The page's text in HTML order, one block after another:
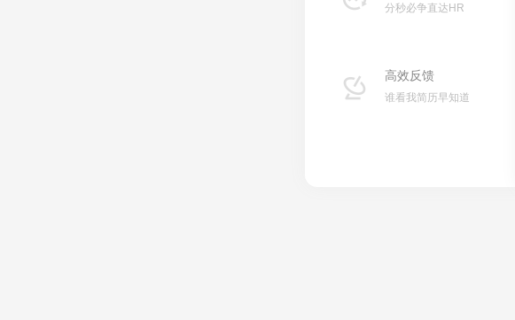
分秒必争直达HR
高效反馈
谁看我简历早知道